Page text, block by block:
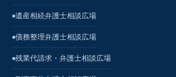
遺産相続弁護士相談広場
債務整理弁護士相談広場
残業代請求・弁護士相談広場